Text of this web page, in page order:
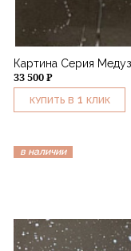
Картина Серия
33 500 ₽
КУПИТЬ В 1 КЛИК
в наличии